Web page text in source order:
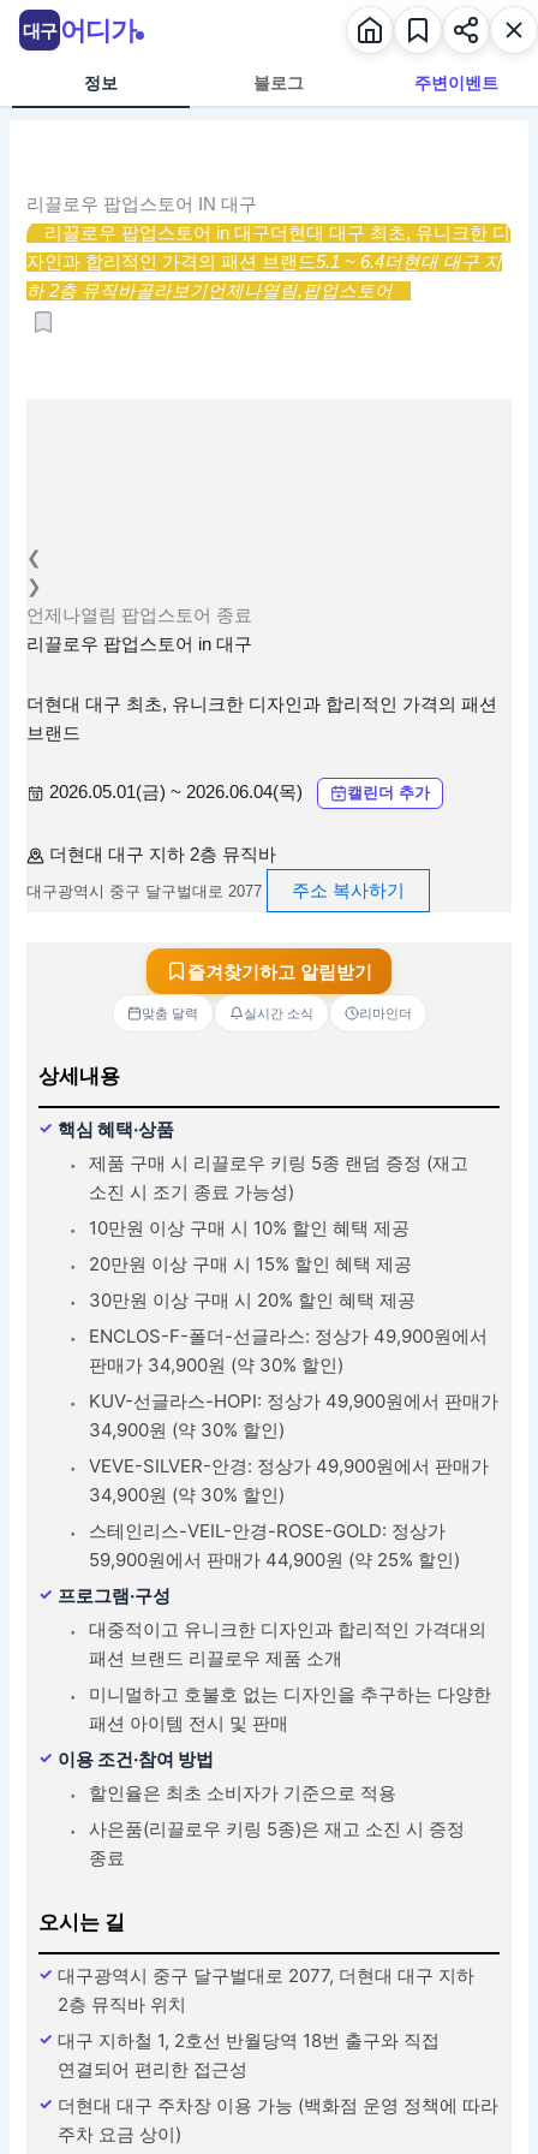
정보 블로그 주변이벤트
리끌로우 팝업스토어 IN 대구
리끌로우 팝업스토어 in 대구더현대 대구 최초, 유니크한 디
자인과 합리적인 가격의 패션 브랜드5.1 ~ 6.4더현대 대구 지
하 2층 뮤직바골라보기언제나열림,팝업스토어
❮
❯
언제나열림 팝업스토어 종료
리끌로우 팝업스토어 in 대구
더현대 대구 최초, 유니크한 디자인과 합리적인 가격의 패션
브랜드
2026.05.01(금) ~ 2026.06.04(목) 캘린더 추가
더현대 대구 지하 2층 뮤직바
대구광역시 중구 달구벌대로 2077 주소 복사하기
즐겨찾기하고 알림받기
맞춤 달력 실시간 소식 리마인더
상세내용
핵심 혜택·상품
제품 구매 시 리끌로우 키링 5종 랜덤 증정 (재고
소진 시 조기 종료 가능성)
10만원 이상 구매 시 10% 할인 혜택 제공
20만원 이상 구매 시 15% 할인 혜택 제공
30만원 이상 구매 시 20% 할인 혜택 제공
ENCLOS-F-폴더-선글라스: 정상가 49,900원에서
판매가 34,900원 (약 30% 할인)
KUV-선글라스-HOPI: 정상가 49,900원에서 판매가
34,900원 (약 30% 할인)
VEVE-SILVER-안경: 정상가 49,900원에서 판매가
34,900원 (약 30% 할인)
스테인리스-VEIL-안경-ROSE-GOLD: 정상가
59,900원에서 판매가 44,900원 (약 25% 할인)
프로그램·구성
대중적이고 유니크한 디자인과 합리적인 가격대의
패션 브랜드 리끌로우 제품 소개
미니멀하고 호불호 없는 디자인을 추구하는 다양한
패션 아이템 전시 및 판매
이용 조건·참여 방법
할인율은 최초 소비자가 기준으로 적용
사은품(리끌로우 키링 5종)은 재고 소진 시 증정
종료
오시는 길
대구광역시 중구 달구벌대로 2077, 더현대 대구 지하
2층 뮤직바 위치
대구 지하철 1, 2호선 반월당역 18번 출구와 직접
연결되어 편리한 접근성
더현대 대구 주차장 이용 가능 (백화점 운영 정책에 따라
주차 요금 상이)
대구 어디가